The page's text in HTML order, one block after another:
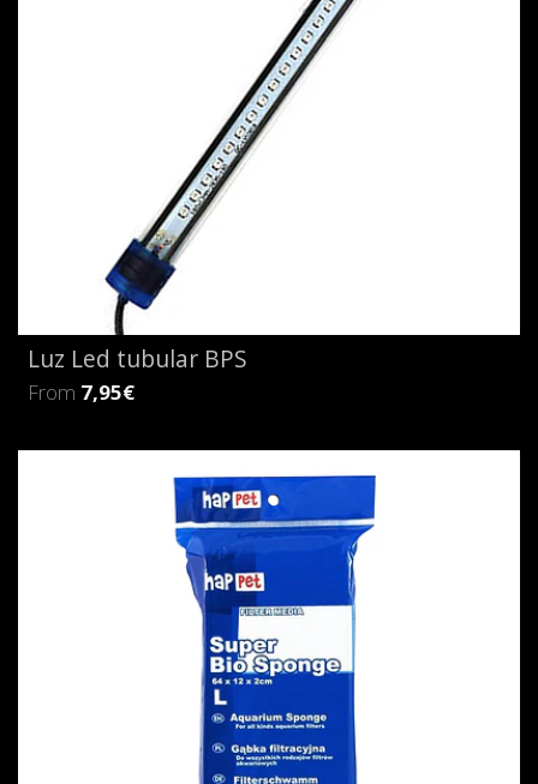
Luz Led tubular BPS
From 7,95€